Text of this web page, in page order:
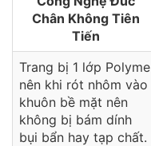
Chân Không Tiên
Tiến
Trang bị 1 lớp Polyme
nên khi rót nhôm vào
khuôn bề mặt nên
không bị bám dính
bụi bẩn hay tạp chất.